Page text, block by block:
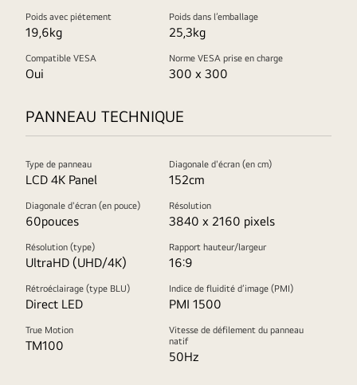
Poids avec piétement
19,6kg
Poids dans l’emballage
25,3kg
Compatible VESA
Oui
Norme VESA prise en charge
300 x 300
PANNEAU TECHNIQUE
Type de panneau
LCD 4K Panel
Diagonale d'écran (en cm)
152cm
Diagonale d'écran (en pouce)
60pouces
Résolution
3840 x 2160 pixels
Résolution (type)
UltraHD (UHD/4K)
Rapport hauteur/largeur
16:9
Rétroéclairage (type BLU)
Direct LED
Indice de fluidité d’image (PMI)
PMI 1500
True Motion
TM100
Vitesse de défilement du panneau
natif
50Hz